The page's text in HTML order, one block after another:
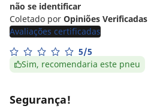
não se identificar
Coletado por Opiniões Verificadas
Avaliações certificadas
5/5
Sim, recomendaria este pneu
Segurança!